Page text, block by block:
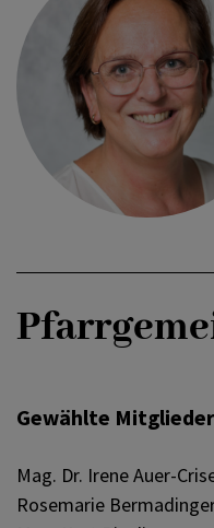
Gewählte
Mag. Dr. Irene Auer-
Rosemarie